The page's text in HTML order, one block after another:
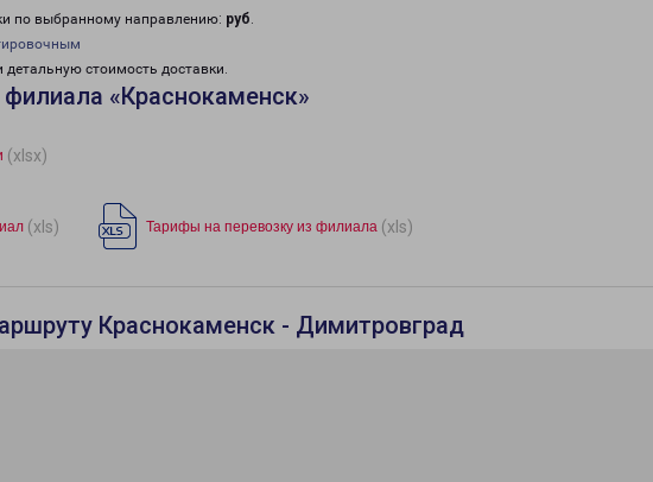
по выбранному направлению: руб.
детальную стоимость доставки.
«Краснокаменск»
(xlsx)
(xls) Тарифы на перевозку из филиала (xls)
Краснокаменск - Димитровград